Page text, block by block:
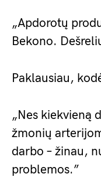
„Apdorotų
Bekono.
Paklausiau,
„Nes kiekvieną
žmonių
darbo – žinau,
problemos.”